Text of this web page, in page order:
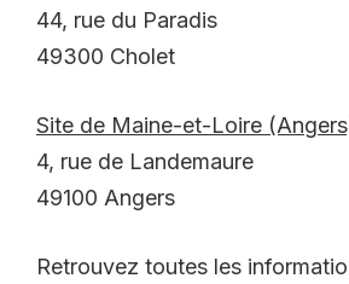
44, rue du Paradis
49300 Cholet
Site de Maine-et-Loire
4, rue de Landemaure
49100 Angers
Retrouvez toutes les